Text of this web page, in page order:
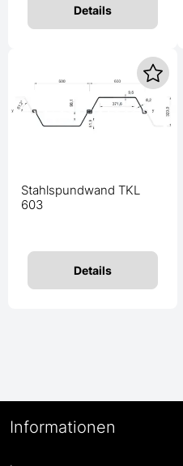
Details
Stahlspundwand TKL
603
Details
Informationen